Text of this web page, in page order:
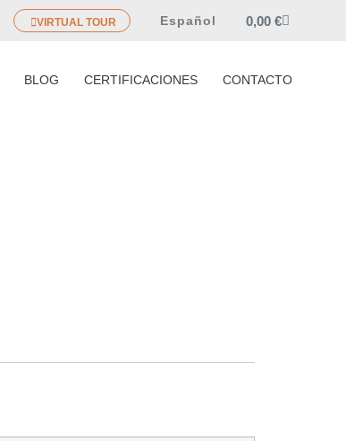
VIRTUAL TOUR Español 0,00€
BLOG CERTIFICACIONES CONTACTO